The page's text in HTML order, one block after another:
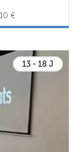
€
13 - 18 J